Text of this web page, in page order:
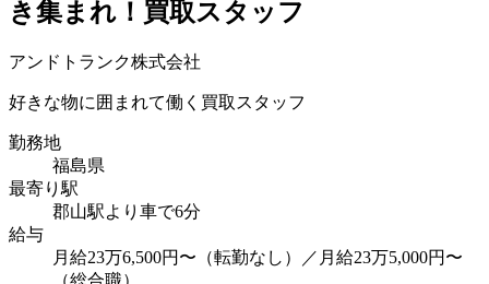
き集まれ！買取スタッフ
アンドトランク株式会社
好きな物に囲まれて働く買取スタッフ
勤務地
福島県
最寄り駅
郡山駅より車で6分
給与
月給23万6,500円〜（転勤なし）／月給23万5,000円〜
（総合職）